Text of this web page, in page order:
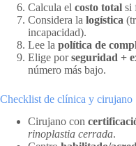
Calcula el costo total si
Considera la logística
incapacidad).
Lee la política de
Elige porseguridad +
número más bajo.
Checklist de clínica y cirujano
Cirujano con
rinoplastia cerrada.